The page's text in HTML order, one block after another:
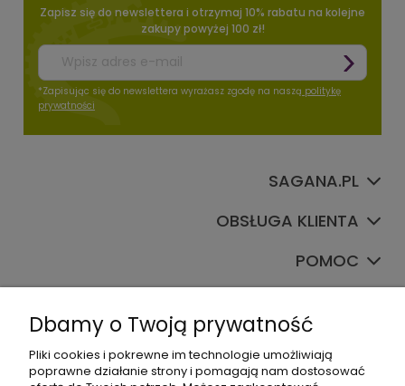
Zapisz się do newslettera i otrzymaj 10% rabatu na kolejne
zakupy powyżej 100 zł!
*Zapisując się do newslettera wyrażasz zgodę na naszą politykę
prywatności
SAGANA.PL
OBSŁUGA KLIENTA
POMOC
Dbamy o Twoją prywatność
Pliki cookies i pokrewne im technologie umożliwiają
poprawne działanie strony i pomagają nam dostosować